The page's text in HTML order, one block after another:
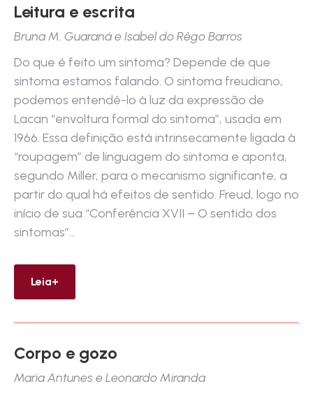
Leitura e escrita
Bruna M. Guaraná e Isabel do Rêgo Barros
Do que é feito um sintoma? Depende de que
sintoma estamos falando. O sintoma freudiano,
podemos entendê-lo à luz da expressão de
Lacan “envoltura formal do sintoma”, usada em
1966. Essa definição está intrinsecamente ligada à
“roupagem” de linguagem do sintoma e aponta,
segundo Miller, para o mecanismo significante, a
partir do qual há efeitos de sentido. Freud, logo no
início de sua “Conferência XVII – O sentido dos
sintomas”…
Leia+
Corpo e gozo
Maria Antunes e Leonardo Miranda